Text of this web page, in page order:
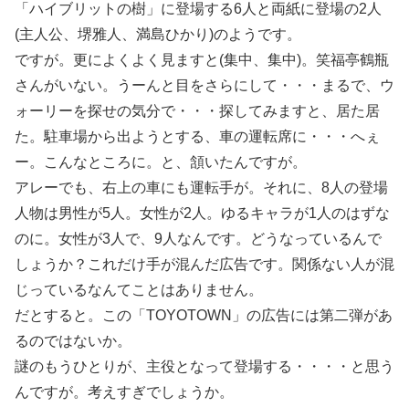
「ハイブリットの樹」に登場する6人と両紙に登場の2人
(主人公、堺雅人、満島ひかり)のようです。
ですが。更によくよく見ますと(集中、集中)。笑福亭鶴瓶
さんがいない。うーんと目をさらにして・・・まるで、ウ
ォーリーを探せの気分で・・・探してみますと、居た居
た。駐車場から出ようとする、車の運転席に・・・へぇ
ー。こんなところに。と、頷いたんですが。
アレーでも、右上の車にも運転手が。それに、8人の登場
人物は男性が5人。女性が2人。ゆるキャラが1人のはずな
のに。女性が3人で、9人なんです。どうなっているんで
しょうか？これだけ手が混んだ広告です。関係ない人が混
じっているなんてことはありません。
だとすると。この「TOYOTOWN」の広告には第二弾があ
るのではないか。
謎のもうひとりが、主役となって登場する・・・・と思う
んですが。考えすぎでしょうか。